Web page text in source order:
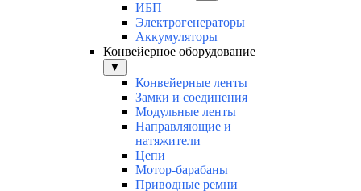
ИБП
Электрогенераторы
Аккумуляторы
Конвейерное оборудование
▼
Конвейерные ленты
Замки и соединения
Модульные ленты
Направляющие и
натяжители
Цепи
Мотор-барабаны
Приводные ремни